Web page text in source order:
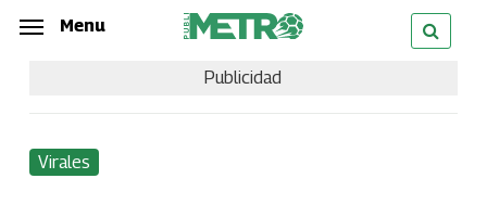
Skip
content
Menu
Publicidad
Virales
Menu